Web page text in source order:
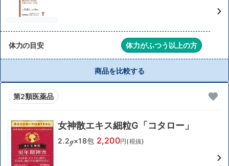
体力の目安 体力がふつう以上の方
商品を比較する
第2類医薬品
女神散エキス細粒G「コタロー」
2.2ℊ×18包 2,200円(税抜)